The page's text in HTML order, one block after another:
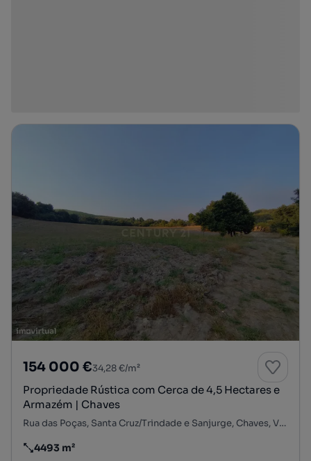
154 000 €34,28 €/m²
Propriedade Rústica com Cerca de 4,5 Hectares e
Armazém | Chaves
Rua das Poças, Santa Cruz/Trindade e Sanjurge, Chaves, Vila Real
Preço por metro quadrado
4493 m²